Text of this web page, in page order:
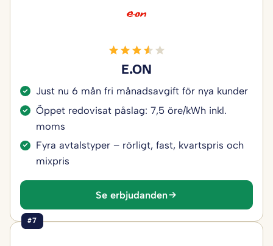
E.ON
Just nu 6 mån fri månadsavgift för nya kunder
Öppet redovisat påslag: 7,5 öre/kWh inkl.
moms
Fyra avtalstyper – rörligt, fast, kvartspris och
mixpris
Se erbjudanden
#7